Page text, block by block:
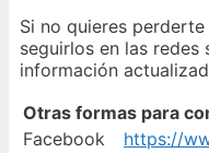
Si no quieres
seguirlos en las redes
información
Otras formas para
Facebook